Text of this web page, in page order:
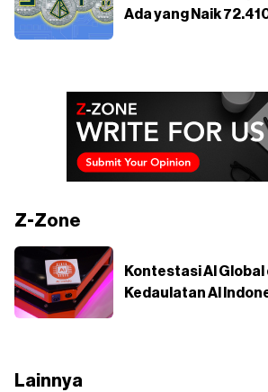
Ada yang Naik
Z-Zone
Kontestasi AI
Kedaulatan AI
Lainnya